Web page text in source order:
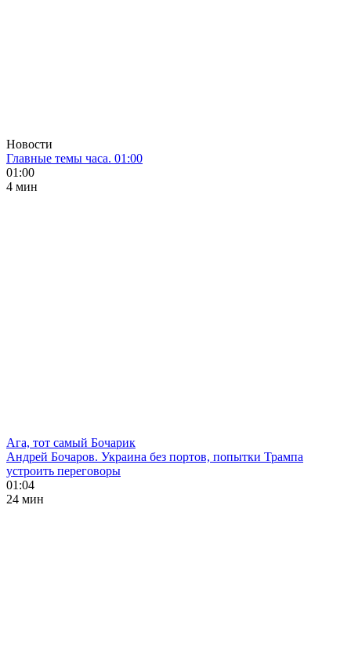
Новости
Главные темы часа. 01:00
01:00
4 мин
Ага, тот самый Бочарик
Андрей Бочаров. Украина без портов, попытки Трампа
устроить переговоры
01:04
24 мин